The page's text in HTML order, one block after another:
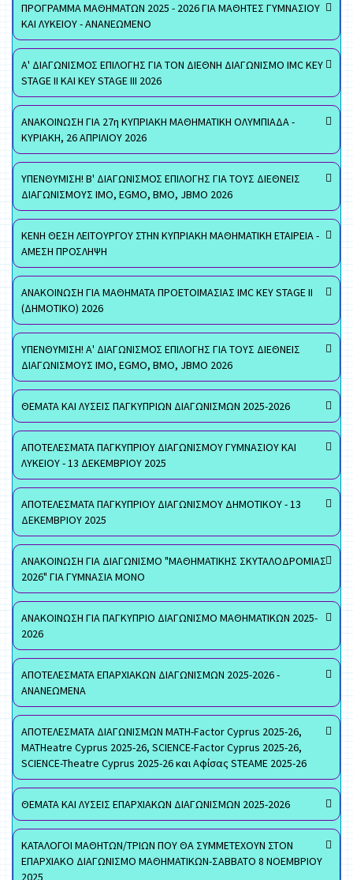
ΠΡΟΓΡΑΜΜΑ ΜΑΘΗΜΑΤΩΝ 2025 - 2026 ΓΙΑ ΜΑΘΗΤΕΣ ΓΥΜΝΑΣΙΟΥ
ΚΑΙ ΛΥΚΕΙΟΥ - ΑΝΑΝΕΩΜΕΝΟ
Α' ΔΙΑΓΩΝΙΣΜΟΣ ΕΠΙΛΟΓΗΣ ΓΙΑ ΤΟΝ ΔΙΕΘΝΗ ΔΙΑΓΩΝΙΣΜΟ IMC KEY
STAGE II ΚΑΙ KEY STAGE III 2026
ΑΝΑΚΟΙΝΩΣΗ ΓΙΑ 27η ΚΥΠΡΙΑΚΗ ΜΑΘΗΜΑΤΙΚΗ ΟΛΥΜΠΙΑΔΑ -
ΚΥΡΙΑΚΗ, 26 ΑΠΡΙΛΙΟΥ 2026
ΥΠΕΝΘΥΜΙΣΗ! Β' ΔΙΑΓΩΝΙΣΜΟΣ ΕΠΙΛΟΓΗΣ ΓΙΑ ΤΟΥΣ ΔΙΕΘΝΕΙΣ
ΔΙΑΓΩΝΙΣΜΟΥΣ ΙΜΟ, EGMO, ΒΜΟ, JBMO 2026
ΚΕΝΗ ΘΕΣΗ ΛΕΙΤΟΥΡΓΟΥ ΣΤΗΝ ΚΥΠΡΙΑΚΗ ΜΑΘΗΜΑΤΙΚΗ ΕΤΑΙΡΕΙΑ -
ΑΜΕΣΗ ΠΡΟΣΛΗΨΗ
ΑΝΑΚΟΙΝΩΣΗ ΓΙΑ ΜΑΘΗΜΑΤΑ ΠΡΟΕΤΟΙΜΑΣΙΑΣ IMC KEY STAGE II
(ΔΗΜΟΤΙΚΟ) 2026
ΥΠΕΝΘΥΜΙΣΗ! Α' ΔΙΑΓΩΝΙΣΜΟΣ ΕΠΙΛΟΓΗΣ ΓΙΑ ΤΟΥΣ ΔΙΕΘΝΕΙΣ
ΔΙΑΓΩΝΙΣΜΟΥΣ ΙΜΟ, EGMO, ΒΜΟ, JBMO 2026
ΘΕΜΑΤΑ ΚΑΙ ΛΥΣΕΙΣ ΠΑΓΚΥΠΡΙΩΝ ΔΙΑΓΩΝΙΣΜΩΝ 2025-2026
ΑΠΟΤΕΛΕΣΜΑΤΑ ΠΑΓΚΥΠΡΙΟΥ ΔΙΑΓΩΝΙΣΜΟΥ ΓΥΜΝΑΣΙΟΥ ΚΑΙ
ΛΥΚΕΙΟΥ - 13 ΔΕΚΕΜΒΡΙΟΥ 2025
ΑΠΟΤΕΛΕΣΜΑΤΑ ΠΑΓΚΥΠΡΙΟΥ ΔΙΑΓΩΝΙΣΜΟΥ ΔΗΜΟΤΙΚΟΥ - 13
ΔΕΚΕΜΒΡΙΟΥ 2025
ΑΝΑΚΟΙΝΩΣΗ ΓΙΑ ΔΙΑΓΩΝΙΣΜΟ "ΜΑΘΗΜΑΤΙΚΗΣ ΣΚΥΤΑΛΟΔΡΟΜΙΑΣ
2026" ΓΙΑ ΓΥΜΝΑΣΙΑ ΜΟΝΟ
ΑΝΑΚΟΙΝΩΣΗ ΓΙΑ ΠΑΓΚΥΠΡΙΟ ΔΙΑΓΩΝΙΣΜΟ ΜΑΘΗΜΑΤΙΚΩΝ 2025-
2026
ΑΠΟΤΕΛΕΣΜΑΤΑ ΕΠΑΡΧΙΑΚΩΝ ΔΙΑΓΩΝΙΣΜΩΝ 2025-2026 -
ΑΝΑΝΕΩΜΕΝΑ
ΑΠΟΤΕΛΕΣΜΑΤΑ ΔΙΑΓΩΝΙΣΜΩΝ MATH-Factor Cyprus 2025-26,
MATHeatre Cyprus 2025-26, SCIENCE-Factor Cyprus 2025-26,
SCIENCE-Theatre Cyprus 2025-26 και Αφίσας STEAME 2025-26
ΘΕΜΑΤΑ ΚΑΙ ΛΥΣΕΙΣ ΕΠΑΡΧΙΑΚΩΝ ΔΙΑΓΩΝΙΣΜΩΝ 2025-2026
ΚΑΤΑΛΟΓΟΙ ΜΑΘΗΤΩΝ/ΤΡΙΩΝ ΠΟΥ ΘΑ ΣΥΜΜΕΤΕΧΟΥΝ ΣΤΟΝ
ΕΠΑΡΧΙΑΚΟ ΔΙΑΓΩΝΙΣΜΟ ΜΑΘΗΜΑΤΙΚΩΝ-ΣΑΒΒΑΤΟ 8 ΝΟΕΜΒΡΙΟΥ
2025